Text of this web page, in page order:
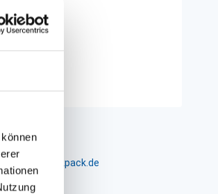
info@packpack.de